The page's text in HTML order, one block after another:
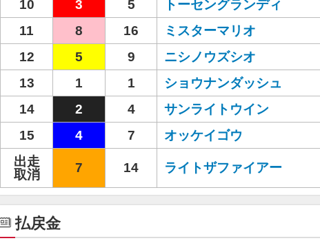
10
3 5 トーセングランディ
11
8 16 ミスターマリオ
12
5 9 ニシノウズシオ
13
1 1 ショウナンダッシュ
14
2 4 サンライトウイン
15
4 7 オッケイゴウ
出走
取消
7 14 ライトザファイアー
払戻金